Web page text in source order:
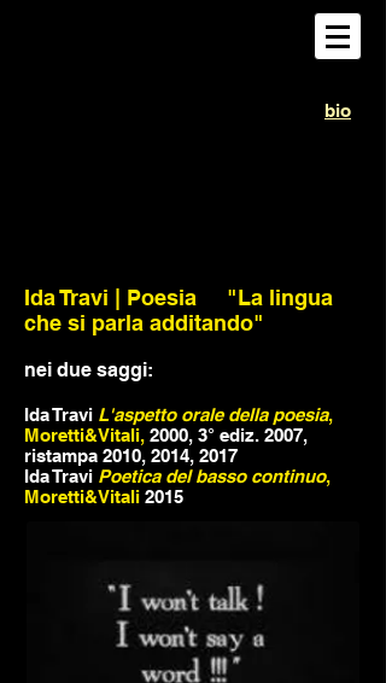
bio
Ida Travi | Poesia "La lingua
che si parla additando"
nei due saggi:
Ida Travi L'aspetto orale della poesia,
Moretti&Vitali, 2000, 3° ediz. 2007,
ristampa 2010, 2014, 2017
Ida Travi Poetica del basso continuo,
Moretti&Vitali 2015